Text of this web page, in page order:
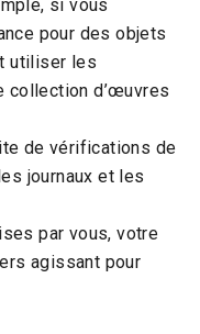
si vous
pour des objets
utiliser les
collection d’œuvres
de vérifications de
journaux et les
par vous, votre
agissant pour